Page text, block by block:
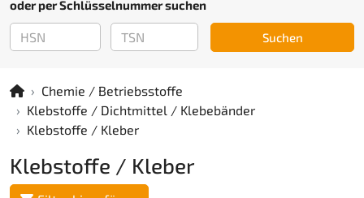
oder per Schlüsselnummer suchen
Suchen
Chemie / Betriebsstoffe
Klebstoffe / Dichtmittel / Klebebänder
Klebstoffe / Kleber
Klebstoffe / Kleber